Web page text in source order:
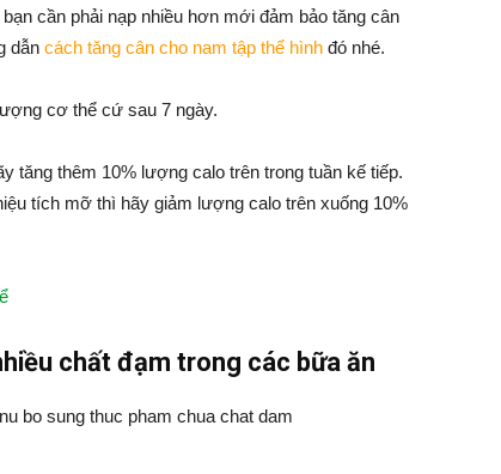
cần phải nạp nhiều hơn mới đảm bảo tăng cân
dẫn cách tăng cân cho nam tập thể hình đó nhé.
cơ thể cứ sau 7 ngày.
tăng thêm 10% lượng calo trên trong tuần kế tiếp.
tích mỡ thì hãy giảm lượng calo trên xuống 10%
chất đạm trong các bữa ăn